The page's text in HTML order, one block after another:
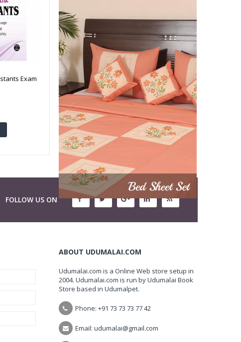
Exam
FOLLOW US ON
ABOUT UDUMALAI.COM
Udumalai.com is a Online Web store setup in
2004. Udumalai.com is run by Udumalai Book
Store based in Udumalpet.
Phone: +91 73 73 73 77 42
Email: udumalai@gmail.com